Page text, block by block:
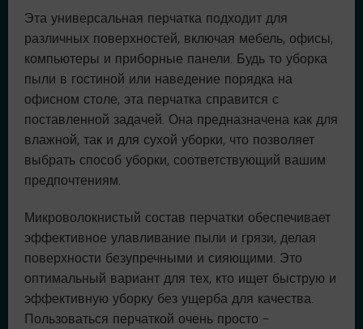
Эта универсальная перчатка подходит для
различных поверхностей, включая мебель, офисы,
компьютеры и приборные панели. Будь то уборка
пыли в гостиной или наведение порядка на
офисном столе, эта перчатка справится с
поставленной задачей. Она предназначена как для
влажной, так и для сухой уборки, что позволяет
выбрать способ уборки, соответствующий вашим
предпочтениям.
Микроволокнистый состав перчатки обеспечивает
эффективное улавливание пыли и грязи, делая
поверхности безупречными и сияющими. Это
оптимальный вариант для тех, кто ищет быструю и
эффективную уборку без ущерба для качества.
Пользоваться перчаткой очень просто –